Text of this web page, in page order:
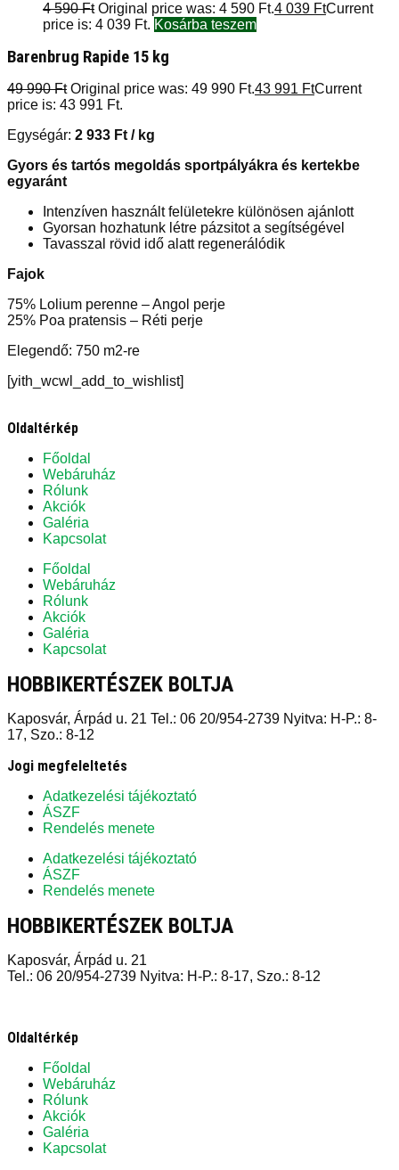
4 590Ft Original price was: 4 590 Ft.4 039 FtCurrent
price is: 4 039 Ft. Kosárba teszem
Barenbrug Rapide 15 kg
49 990Ft Original price was: 49 990 Ft.43 991 FtCurrent
price is: 43 991 Ft.
Egységár: 2 933 Ft / kg
Gyors és tartós megoldás sportpályákra és kertekbe
egyaránt
Intenzíven használt felületekre különösen ajánlott
Gyorsan hozhatunk létre pázsitot a segítségével
Tavasszal rövid idő alatt regenerálódik
Fajok
75% Lolium perenne – Angol perje
25% Poa pratensis – Réti perje
Elegendő: 750 m2-re
[yith_wcwl_add_to_wishlist]
Oldaltérkép
Főoldal
Webáruház
Rólunk
Akciók
Galéria
Kapcsolat
Főoldal
Webáruház
Rólunk
Akciók
Galéria
Kapcsolat
HOBBIKERTÉSZEK BOLTJA
Kaposvár, Árpád u. 21 Tel.: 06 20/954-2739 Nyitva: H-P.: 8-
17, Szo.: 8-12
Jogi megfeleltetés
Adatkezelési tájékoztató
ÁSZF
Rendelés menete
Adatkezelési tájékoztató
ÁSZF
Rendelés menete
HOBBIKERTÉSZEK BOLTJA
Kaposvár, Árpád u. 21
Tel.: 06 20/954-2739 Nyitva: H-P.: 8-17, Szo.: 8-12
Oldaltérkép
Főoldal
Webáruház
Rólunk
Akciók
Galéria
Kapcsolat